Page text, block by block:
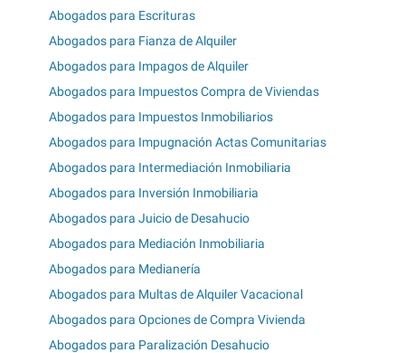
Abogados para Escrituras
Abogados para Fianza de Alquiler
Abogados para Impagos de Alquiler
Abogados para Impuestos Compra de Viviendas
Abogados para Impuestos Inmobiliarios
Abogados para Impugnación Actas Comunitarias
Abogados para Intermediación Inmobiliaria
Abogados para Inversión Inmobiliaria
Abogados para Juicio de Desahucio
Abogados para Mediación Inmobiliaria
Abogados para Medianería
Abogados para Multas de Alquiler Vacacional
Abogados para Opciones de Compra Vivienda
Abogados para Paralización Desahucio